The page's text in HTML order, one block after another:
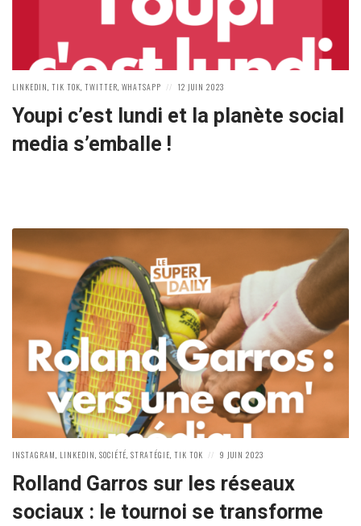
POSTED
LINKEDIN, TIK TOK, TWITTER, WHATSAPP
POSTED
12 JUIN 2023
Youpi c’est lundi et la planète social
media s’emballe !
POSTED
INSTAGRAM, LINKEDIN, SOCIÉTÉ,STRATÉGIE,TIK TOK
POSTED
9 JUIN 2023
Rolland Garros sur les réseaux
sociaux : le tournoi se transforme